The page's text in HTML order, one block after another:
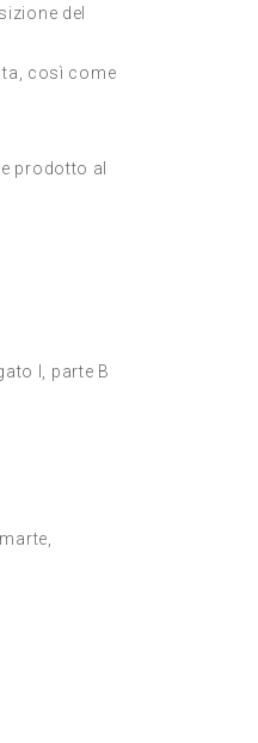
del
così come
prodotto al
I, parte B